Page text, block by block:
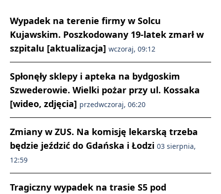
Wypadek na terenie firmy w Solcu
Kujawskim. Poszkodowany 19-latek zmarł w
szpitalu [aktualizacja] wczoraj, 09:12
Spłonęły sklepy i apteka na bydgoskim
Szwederowie. Wielki pożar przy ul. Kossaka
[wideo, zdjęcia] przedwczoraj, 06:20
Zmiany w ZUS. Na komisję lekarską trzeba
będzie jeździć do Gdańska i Łodzi 03 sierpnia,
12:59
Tragiczny wypadek na trasie S5 pod